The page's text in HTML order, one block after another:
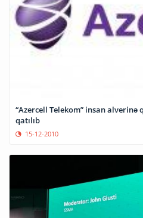
“Azercell Telekom” insan alverinə
qatılıb
15-12-2010